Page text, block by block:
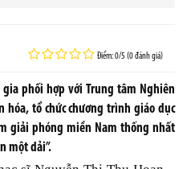
Điểm: 0/5 (0 đánh giá)
gia phối hợp với Trung tâm Nghiên
hóa, tổ chức chương trình giáo dục
giải phóng miền Nam thống nhất
một dải”.